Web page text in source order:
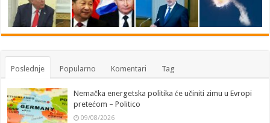
Poslednje Popularno Komentari Tag
Nemačka energetska politika će učiniti zimu u Evropi
pretećom – Politico
09/08/2026